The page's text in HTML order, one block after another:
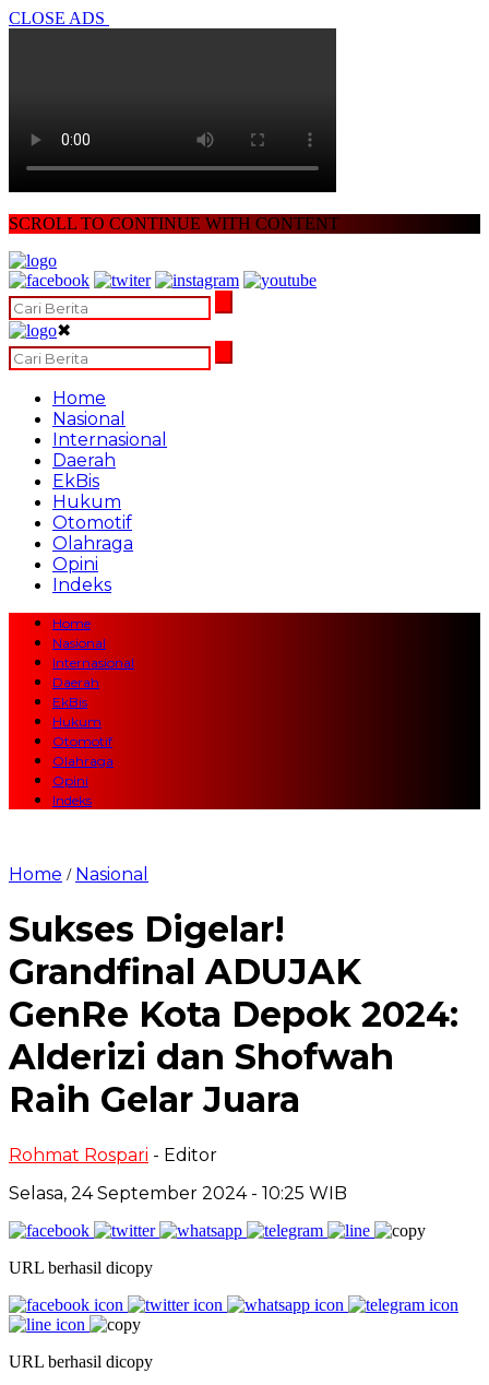
CLOSE ADS
SCROLL TO CONTINUE WITH CONTENT
✖
Home
Nasional
Internasional
Daerah
EkBis
Hukum
Otomotif
Olahraga
Opini
Indeks
Home
Nasional
Internasional
Daerah
EkBis
Hukum
Otomotif
Olahraga
Opini
Indeks
Home / Nasional
Sukses Digelar!
Grandfinal ADUJAK
GenRe Kota Depok 2024:
Alderizi dan Shofwah
Raih Gelar Juara
Rohmat Rospari - Editor
Selasa, 24 September 2024 - 10:25 WIB
URL berhasil dicopy
URL berhasil dicopy